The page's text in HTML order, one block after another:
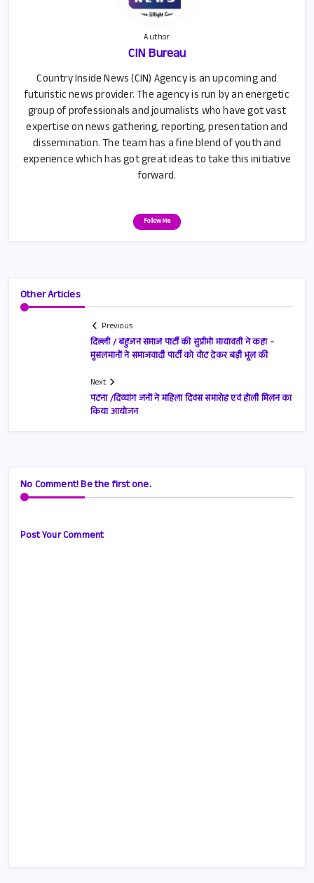
Author
CIN Bureau
Country Inside News (CIN) Agency is an upcoming and
futuristic news provider. The agency is run by an energetic
group of professionals and journalists who have got vast
expertise on news gathering, reporting, presentation and
dissemination. The team has a fine blend of youth and
experience which has got great ideas to take this initiative
forward.
Follow Me
Other Articles
Previous
दिल्ली / बहुजन समाज पार्टी की सुप्रीमो मायावती ने कहा –
मुसलमानों ने समाजवादी पार्टी को वोट देकर बड़ी भूल की
Next
पटना /दिव्यांग जनों ने महिला दिवस समारोह एवं होली मिलन का
किया आयोजन
No Comment! Be the first one.
Post Your Comment